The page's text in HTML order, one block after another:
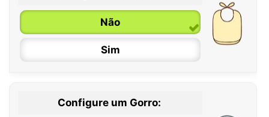
Não
Sim
Configure um Gorro: